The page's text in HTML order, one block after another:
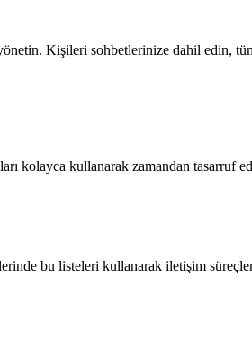
Kişileri sohbetlerinize dahil edin,
kolayca kullanarak zamandan tasarruf
bu listeleri kullanarak iletişim